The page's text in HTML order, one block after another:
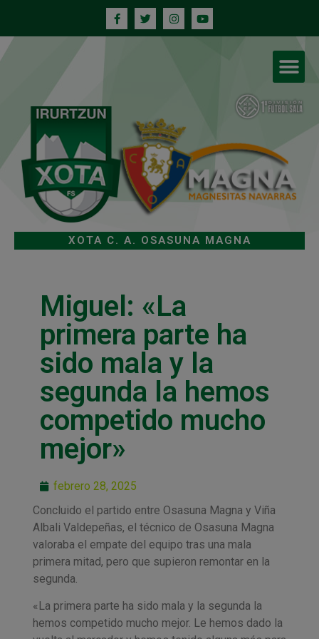
XOTA C. A. OSASUNA MAGNA
Miguel: «La
primera parte ha
sido mala y la
segunda la hemos
competido mucho
mejor»
febrero 28, 2025
Concluido el partido entre Osasuna Magna y Viña
Albali Valdepeñas, el técnico de Osasuna Magna
valoraba el empate del equipo tras una mala
primera mitad, pero que supieron remontar en la
segunda.
«La primera parte ha sido mala y la segunda la
hemos competido mucho mejor. Le hemos dado la